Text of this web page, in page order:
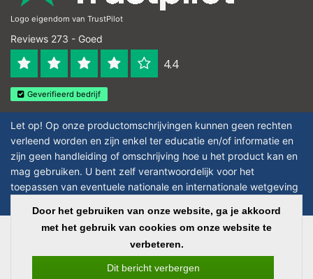
Logo eigendom van TrustPilot
Reviews 273 - Goed
4.4
Geverifieerd bedrijf
Let op! Op onze productomschrijvingen kunnen geen rechten
verleend worden en zijn enkel ter educatie en/of informatie en
zijn geen handleiding of omschrijving hoe u het product kan en
mag gebruiken. U bent zelf verantwoordelijk voor het
toepassen van eventuele nationale en internationale wetgeving
Copyright © 2026 - Laboratorium Discounter - All rights reserved - Theme by
Alle bedragen zijn exclusief BTW
Door het gebruiken van onze website, ga je akkoord
met het gebruik van cookies om onze website te
verbeteren.
Dit bericht verbergen